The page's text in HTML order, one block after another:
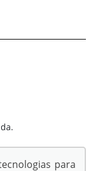
para